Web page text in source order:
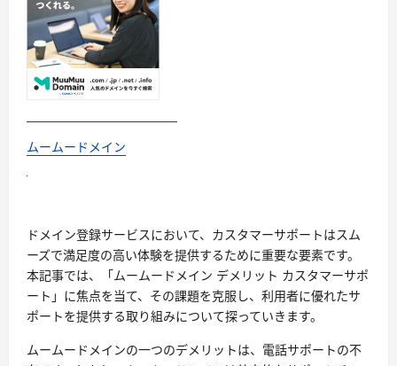
ムームードメイン
ドメイン登録サービスにおいて、カスタマーサポートはスム
ーズで満足度の高い体験を提供するために重要な要素です。
本記事では、「ムームードメイン デメリット カスタマーサポ
ート」に焦点を当て、その課題を克服し、利用者に優れたサ
ポートを提供する取り組みについて探っていきます。
ムームードメインの一つのデメリットは、電話サポートの不